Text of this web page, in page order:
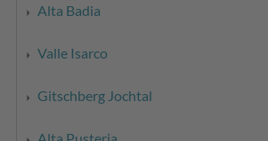
Alta Badia
Valle Isarco
Gitschberg Jochtal